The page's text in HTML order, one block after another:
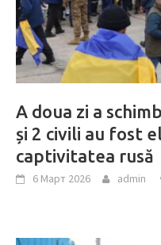
A doua zi a
și 2 civili au fost
captivitatea rusă
6 Март 2026 admin